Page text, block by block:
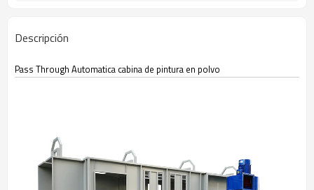
Descripción
Pass Through Automatica cabina de pintura en polvo